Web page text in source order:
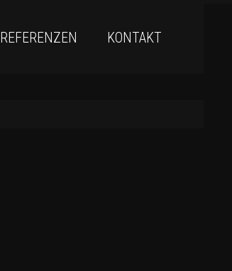
REFERENZEN KONTAKT